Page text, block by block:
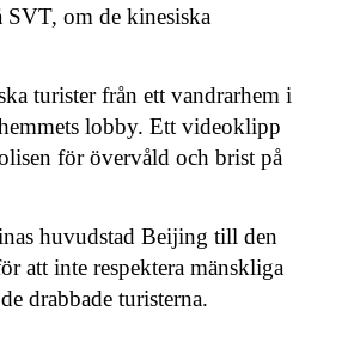
SVT, om de kinesiska
turister från ett vandrarhem i
lobby. Ett videoklipp
för övervåld och brist på
huvudstad Beijing till den
att inte respektera mänskliga
drabbade turisterna.